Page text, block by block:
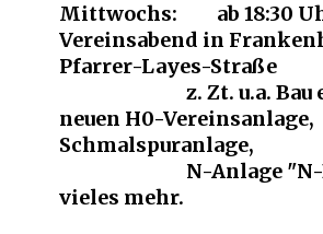
Mittwochs: ab 18:30
Vereinsabend in
Pfarrer-Layes-Straße
z. Zt. u.a. Bau
neuen H0-Vereinsanlage,
Schmalspuranlage,
N-Anlage "N-
vieles mehr.